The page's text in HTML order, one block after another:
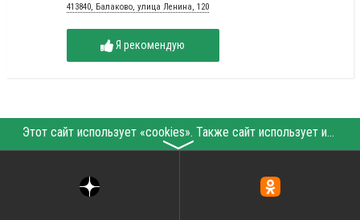
413840, Балаково, улица Ленина, 120
Я рекомендую
Этот сайт использует «cookies». Также сайт использует интернет-сервис для сбора технических данных касательно посетителей с целью получения маркетинговой и статистической информации. Условия обработки данных посетителей сайта см.
〉